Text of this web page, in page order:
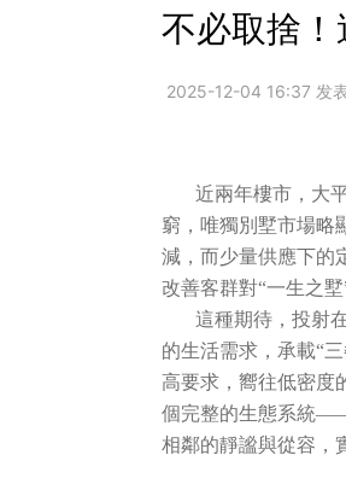
關於渝太
合作商平臺
BD合作矩陣
不必取捨
2025-12-04 16:37 发
近兩年樓市，大
窮，唯獨別墅市場略
減，而少量供應下的
改善客群對“一生之墅
這種期待，投射
的生活需求，承載“
高要求，嚮往低密度
個完整的生態系統
相鄰的靜謐與從容，